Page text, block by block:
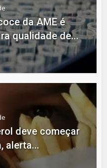
da AME é
qualidade de...
deve começar
alerta...